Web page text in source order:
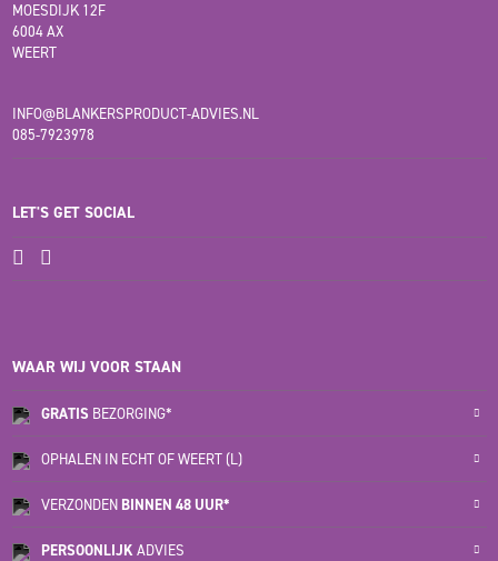
MOESDIJK 12F
6004 AX
WEERT
INFO@BLANKERSPRODUCT-ADVIES.NL
085-7923978
LET'S GET SOCIAL
WAAR WIJ VOOR STAAN
GRATIS BEZORGING*
OPHALEN IN ECHT OF WEERT (L)
VERZONDEN BINNEN 48 UUR*
PERSOONLIJKADVIES